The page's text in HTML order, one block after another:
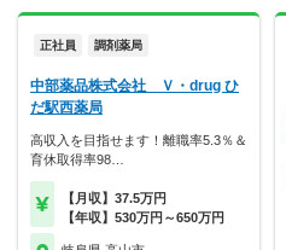
正社員 調剤薬局
中部薬品株式会社 Ｖ・drug ひ
だ駅西薬局
高収入を目指せます！離職率5.3％＆
育休取得率98…
【月収】37.5万円
【年収】530万円～650万円